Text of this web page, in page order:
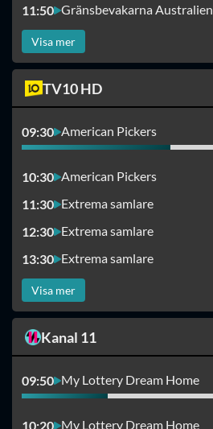
11:50 Gränsbevakarna Australien
Visa mer
TV10 HD
09:30 American Pickers
10:30 American Pickers
11:30 Extrema samlare
12:30 Extrema samlare
13:30 Extrema samlare
Visa mer
Kanal 11
09:50 My Lottery Dream Home
10:20 My Lottery Dream Home